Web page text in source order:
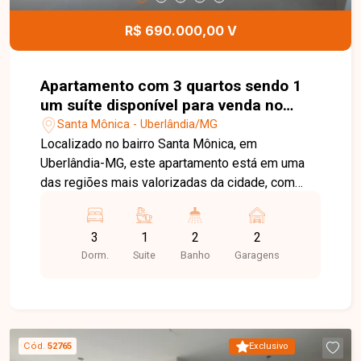
R$ 690.000,00 V
Apartamento com 3 quartos sendo 1
um suíte disponível para venda no
bairro Santa Mônica em Uberlândia-
MG
Santa Mônica - Uberlândia/MG
Localizado no bairro Santa Mônica, em
Uberlândia-MG, este apartamento está em uma
das regiões mais valorizadas da cidade, com
principais vias e proximidade com universidades,
supermercados, escolas, farmácias, restaurantes
e diversos comércios e serviços, proporcionando
quartos, sendo 01 suíte, banheiro social e 02
vagas de garagem cobertas com tomadas para
3
Dorm.
1
Suite
2
Banho
2
Garagens
Exclusivo
Cód. 52765